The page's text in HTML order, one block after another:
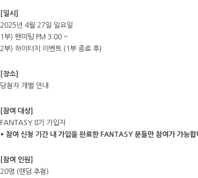
[일시]
2025년 4월 27일 일요일
1부) 팬미팅 PM 3:00 ~
2부) 하이터치 이벤트 (1부 종료 후)
[장소]
당첨자 개별 안내
[참여 대상]
FANTASY 8기 가입자
* 참여 신청 기간 내 가입을 완료한 FANTASY 분들만 참여가 가능합
[참여 인원]
20명 (랜덤 추첨)